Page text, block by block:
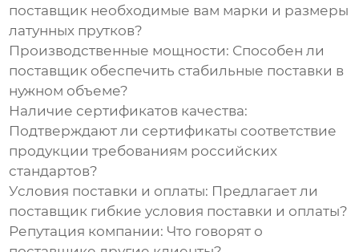
поставщик необходимые вам марки и размеры
латунных прутков?
Производственные мощности: Способен ли
поставщик обеспечить стабильные поставки в
нужном объеме?
Наличие сертификатов качества:
Подтверждают ли сертификаты соответствие
продукции требованиям российских
стандартов?
Условия поставки и оплаты: Предлагает ли
поставщик гибкие условия поставки и оплаты?
Репутация компании: Что говорят о